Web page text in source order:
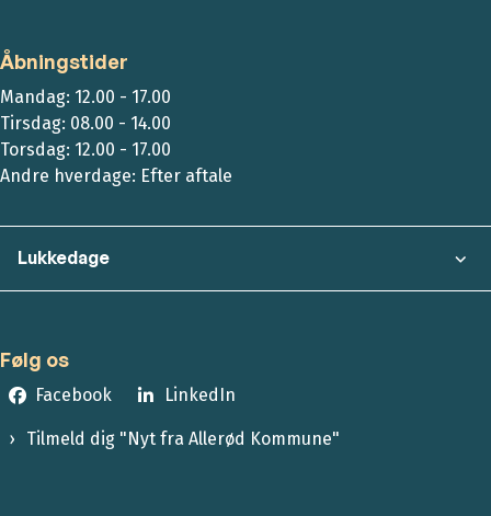
Åbningstider
Mandag: 12.00 - 17.00
Tirsdag: 08.00 - 14.00
Torsdag: 12.00 - 17.00
Andre hverdage: Efter aftale
Lukkedage
Følg os
Facebook LinkedIn
Tilmeld dig "Nyt fra Allerød Kommune"